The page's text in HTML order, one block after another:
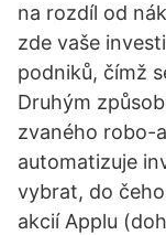
na rozdíl od
zde vaše
podniků, čímž
Druhým
zvaného robo-
automatizuje
vybrat, do
akcií Applu